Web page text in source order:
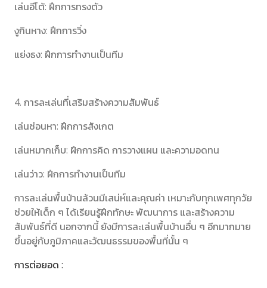
เล่นอีโต้: ฝึกการทรงตัว
งูกินหาง: ฝึกการวิ่ง
แย่งธง: ฝึกการทำงานเป็นทีม
4. การละเล่นที่เสริมสร้างความสัมพันธ์
เล่นซ่อนหา: ฝึกการสังเกต
เล่นหมากเก็บ: ฝึกการคิด การวางแผน และความอดทน
เล่นว่าว: ฝึกการทำงานเป็นทีม
การละเล่นพื้นบ้านล้วนมีเสน่ห์และคุณค่า เหมาะกับทุกเพศทุกวัย
ช่วยให้เด็ก ๆ ได้เรียนรู้ฝึกทักษะ พัฒนาการ และสร้างความ
สัมพันธ์ที่ดี นอกจากนี้ ยังมีการละเล่นพื้นบ้านอื่น ๆ อีกมากมาย
ขึ้นอยู่กับภูมิภาคและวัฒนธรรมของพื้นที่นั้น ๆ
การต่อยอด :